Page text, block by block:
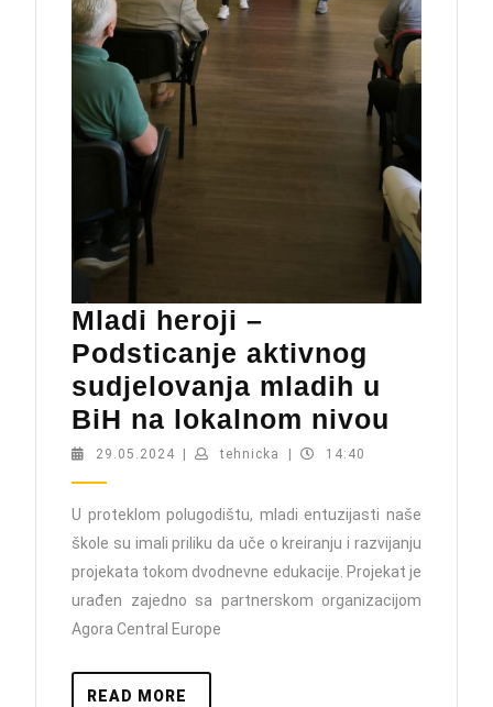
Mladi heroji –
Podsticanje aktivnog
sudjelovanja mladih u
BiH na lokalnom nivou
mladih
29.05.2024 29.05.2024
tehnicka tehnicka14:40
U proteklom polugodištu, mladi entuzijasti naše
škole su imali priliku da uče o kreiranju i razvijanju
projekata tokom dvodnevne edukacije. Projekat je
urađen zajedno sa partnerskom organizacijom
Agora Central Europe
READ MORE